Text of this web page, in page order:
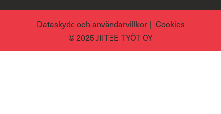
Dataskydd och användarvillkor
Cookies
© 2025 JIITEE TYÖT OY